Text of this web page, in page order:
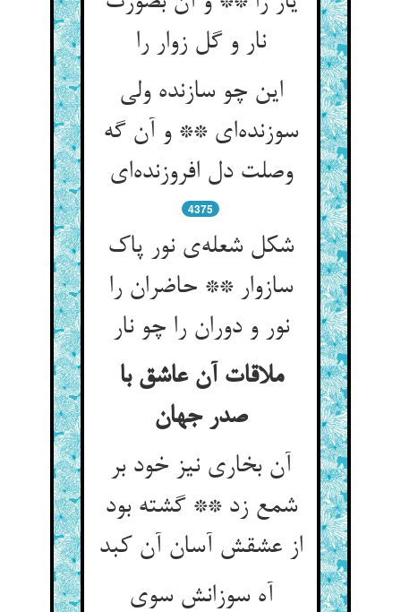
نار و گل زوار را
این چو سازنده ولی
سوزنده‌ای ** و آن گه
وصلت دل افروزنده‌ای
4375
شکل شعله‌ی نور پاک
سازوار ** حاضران را
نور و دوران را چو نار
ملاقات آن عاشق با
صدر جهان
آن بخاری نیز خود بر
شمع زد ** گشته بود
از عشقش آسان آن کبد
آه سوزانش سوی